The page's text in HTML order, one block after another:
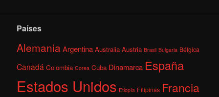
Países
AlemaniaArgentina Australia Austria Brasil Bulgaria Bélgica
Canadá Colombia Corea Cuba Dinamarca España
Estados Unidos Etiopía Filipinas Francia